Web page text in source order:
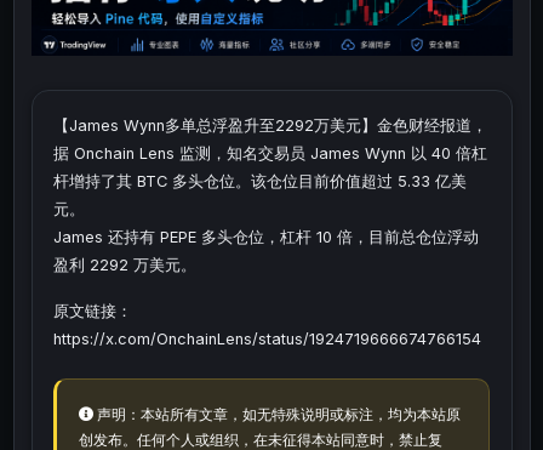
【James Wynn多单总浮盈升至2292万美元】金色财经报道，
据 Onchain Lens 监测，知名交易员 James Wynn 以 40 倍杠
杆增持了其 BTC 多头仓位。该仓位目前价值超过 5.33 亿美
元。
James 还持有 PEPE 多头仓位，杠杆 10 倍，目前总仓位浮动
盈利 2292 万美元。
原文链接：
https://x.com/OnchainLens/status/1924719666674766154
声明：本站所有文章，如无特殊说明或标注，均为本站原
创发布。任何个人或组织，在未征得本站同意时，禁止复